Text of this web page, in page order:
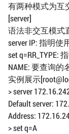
有两种模式为互
[server]
语法非交互模式
server IP: 指明使
set q=RR_TYPE:
NAME: 要查询的
实例展示
> server
Default server:
Address:
> set q=A